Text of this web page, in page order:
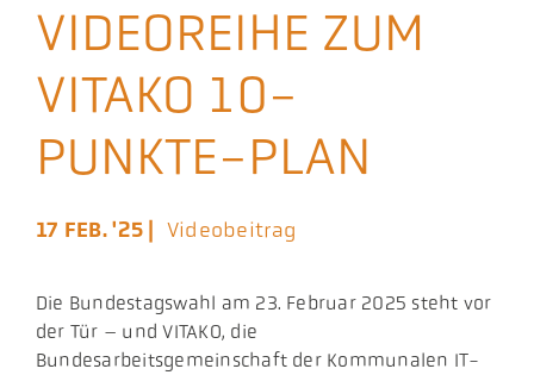
Veranstaltungen
Presse
Aktuelles
VIDEOREIHE ZUM
VITAKO 10-
PUNKTE-PLAN
17 FEB. '25 | Videobeitrag
Die Bundestagswahl am 23. Februar 2025 steht vor
der Tür – und VITAKO, die
Bundesarbeitsgemeinschaft der Kommunalen IT-